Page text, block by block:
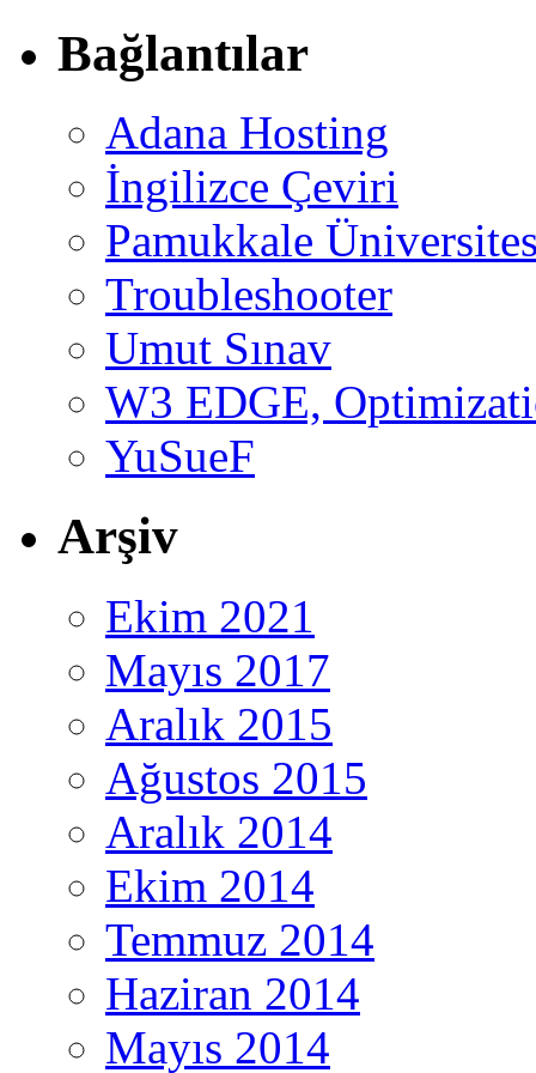
Bağlantılar
Adana Hosting
İngilizce Çeviri
Pamukkale
Troubleshooter
Umut Sınav
W3 EDGE,
YuSueF
Arşiv
Ekim 2021
Mayıs 2017
Aralık 2015
Ağustos 2015
Aralık 2014
Ekim 2014
Temmuz 2014
Haziran 2014
Mayıs 2014